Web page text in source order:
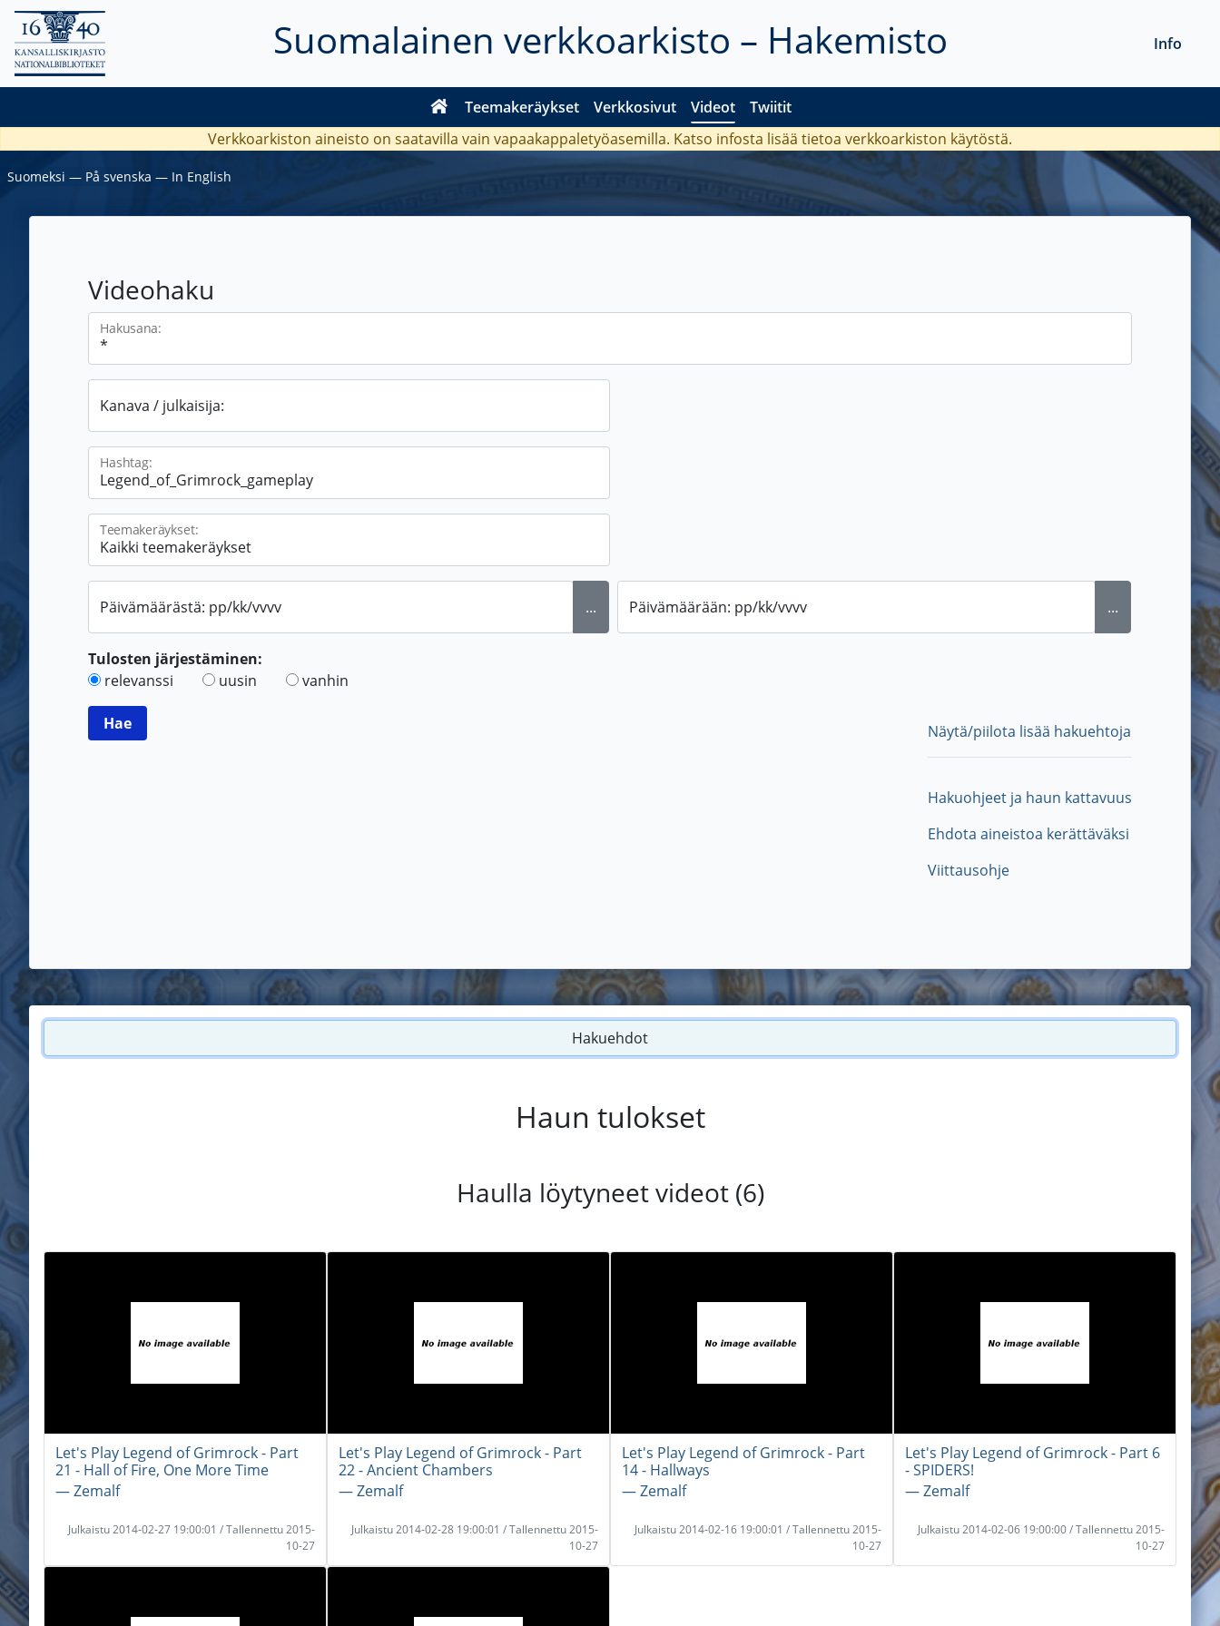
Suomalainen verkkoarkisto – Hakemisto
Teemakeräykset Verkkosivut Videot Twiitit
Info
Verkkoarkiston aineisto on saatavilla vain vapaakappaletyöasemilla. Katso infosta lisää tietoa verkkoarkiston käytöstä.
Suomeksi ― På svenska ― In English
Videohaku
Hakusana:
Kanava / julkaisija:
Hashtag:
Teemakeräykset:
Päivämäärästä: pp/kk/vvvv ... Päivämäärään: pp/kk/vvvv ...
Tulosten järjestäminen:
relevanssi
uusin vanhin
Näytä/piilota lisää hakuehtoja
Hakuohjeet ja haun kattavuus
Ehdota aineistoa kerättäväksi
Viittausohje
Hakuehdot
Haun tulokset
Haulla löytyneet videot (6)
Let's Play Legend of Grimrock - Part
21 - Hall of Fire, One More Time
― Zemalf
Julkaistu 2014-02-27 19:00:01 / Tallennettu 2015-
10-27
Let's Play Legend of Grimrock - Part
22 - Ancient Chambers
― Zemalf
Julkaistu 2014-02-28 19:00:01 / Tallennettu 2015-
10-27
Let's Play Legend of Grimrock - Part
14 - Hallways
― Zemalf
Julkaistu 2014-02-16 19:00:01 / Tallennettu 2015-
10-27
Let's Play Legend of Grimrock - Part 6
- SPIDERS!
― Zemalf
Julkaistu 2014-02-06 19:00:00 / Tallennettu 2015-
10-27